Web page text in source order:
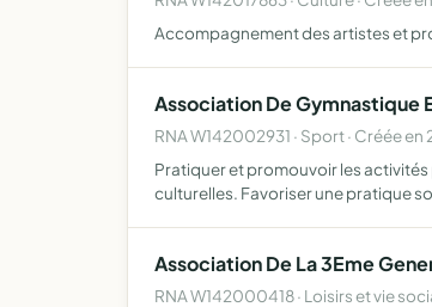
Accompagnement des artistes et
Association De Gymnastique
RNA W142002931 · Sport · Créée
Pratiquer et promouvoir les
culturelles. Favoriser une pratique
Association De La 3Eme
RNA W142000418 · Loisirs et vie